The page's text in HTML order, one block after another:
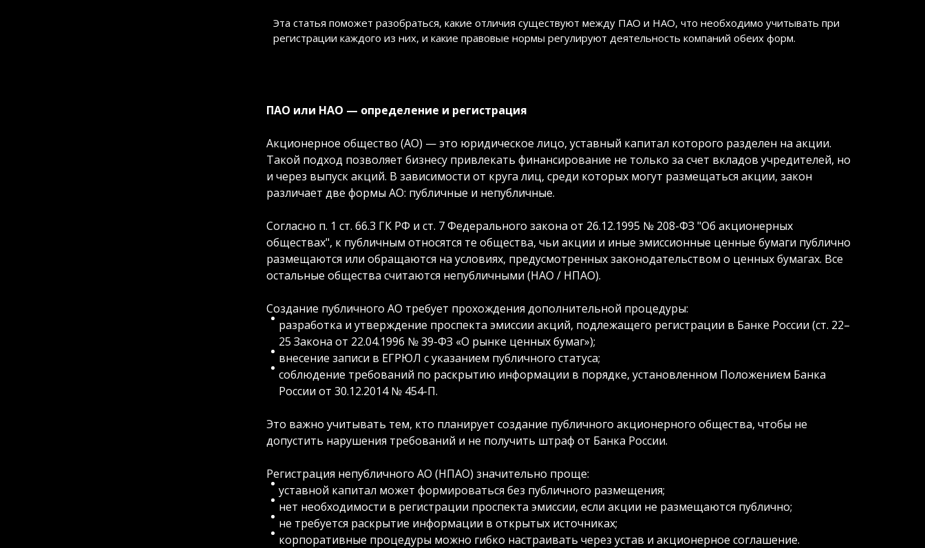
Эта статья поможет разобраться, какие отличия существуют между ПАО и НАО, что необходимо учитывать при
регистрации каждого из них, и какие правовые нормы регулируют деятельность компаний обеих форм.
ПАО или НАО — определение и регистрация
Акционерное общество (АО) — это юридическое лицо, уставный капитал которого разделен на акции.
Такой подход позволяет бизнесу привлекать финансирование не только за счет вкладов учредителей, но
и через выпуск акций. В зависимости от круга лиц, среди которых могут размещаться акции, закон
различает две формы АО: публичные и непубличные.
Согласно п. 1 ст. 66.3 ГК РФ и ст. 7 Федерального закона от 26.12.1995 № 208-ФЗ "Об акционерных
обществах", к публичным относятся те общества, чьи акции и иные эмиссионные ценные бумаги публично
размещаются или обращаются на условиях, предусмотренных законодательством о ценных бумагах. Все
остальные общества считаются непубличными (НАО / НПАО).
Создание публичного АО требует прохождения дополнительной процедуры:
разработка и утверждение проспекта эмиссии акций, подлежащего регистрации в Банке России (ст. 22–
25 Закона от 22.04.1996 № 39-ФЗ «О рынке ценных бумаг»);
внесение записи в ЕГРЮЛ с указанием публичного статуса;
соблюдение требований по раскрытию информации в порядке, установленном Положением Банка
России от 30.12.2014 № 454-П.
Это важно учитывать тем, кто планирует создание публичного акционерного общества, чтобы не
допустить нарушения требований и не получить штраф от Банка России.
Регистрация непубличного АО (НПАО) значительно проще:
уставной капитал может формироваться без публичного размещения;
нет необходимости в регистрации проспекта эмиссии, если акции не размещаются публично;
не требуется раскрытие информации в открытых источниках;
корпоративные процедуры можно гибко настраивать через устав и акционерное соглашение.